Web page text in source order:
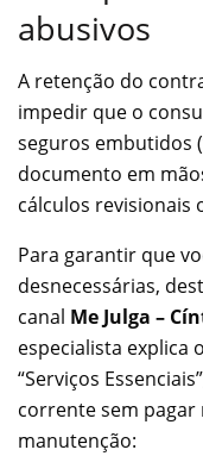
abusivos
A retenção do
impedir que o
seguros embutidos
documento em
cálculos revisionais
Para garantir que
desnecessárias,
canal Me Julga –
especialista explica
“Serviços
corrente sem
manutenção: